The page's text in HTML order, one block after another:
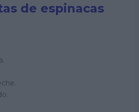
de espinacas